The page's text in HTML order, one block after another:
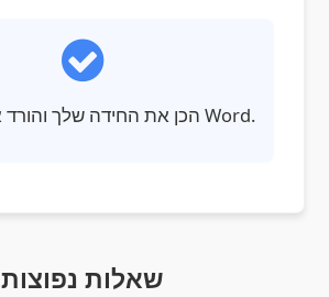
הכן את החידה שלך והורד אותה כקובץ Word.
שאלות נפוצות